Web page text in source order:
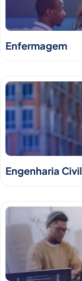
Enfermagem
Engenharia Civil